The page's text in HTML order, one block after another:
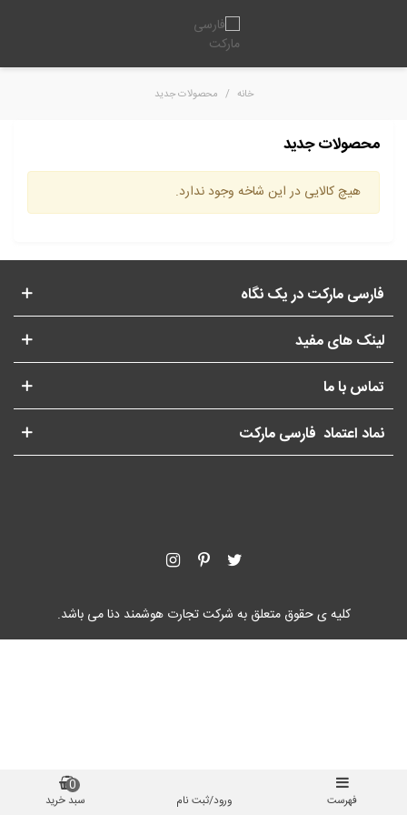
خانه / محصولات جدید
محصولات جدید
هیچ کالایی در این شاخه وجود ندارد.
فارسی مارکت در یک نگاه
لینک های مفید
تماس با ما
نماد اعتماد فارسی مارکت
کلیه ی حقوق متعلق به شرکت تجارت هوشمند دنا می باشد.
فهرست ورود/ثبت نام سبد خرید
0